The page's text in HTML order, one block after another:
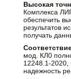
Высокая
Комплекса
обеспечить
результатов
получать
мод. КЛ0
12248.1-2020,
надежность